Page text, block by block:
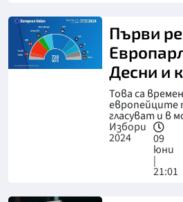
Първи
Десни и
Това са
европейците
гласуват и в
Избори
2024 09
юни
|
21:01